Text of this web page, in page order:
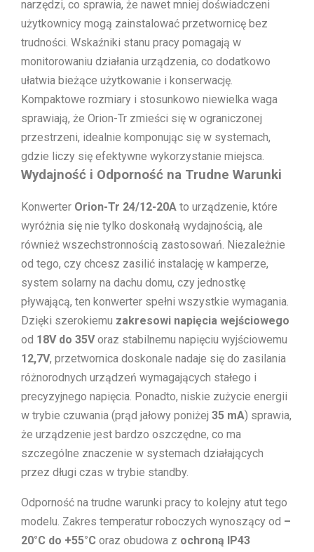
narzędzi, co sprawia, że nawet mniej doświadczeni
użytkownicy mogą zainstalować przetwornicę bez
trudności. Wskaźniki stanu pracy pomagają w
monitorowaniu działania urządzenia, co dodatkowo
ułatwia bieżące użytkowanie i konserwację.
Kompaktowe rozmiary i stosunkowo niewielka waga
sprawiają, że Orion-Tr zmieści się w ograniczonej
przestrzeni, idealnie komponując się w systemach,
gdzie liczy się efektywne wykorzystanie miejsca.
Wydajność i Odporność na Trudne Warunki
Konwerter Orion-Tr 24/12-20A to urządzenie, które
wyróżnia się nie tylko doskonałą wydajnością, ale
również wszechstronnością zastosowań. Niezależnie
od tego, czy chcesz zasilić instalację w kamperze,
system solarny na dachu domu, czy jednostkę
pływającą, ten konwerter spełni wszystkie wymagania.
Dzięki szerokiemu zakresowi napięcia wejściowego
od 18V do 35Voraz stabilnemu napięciu wyjściowemu
12,7V, przetwornica doskonale nadaje się do zasilania
różnorodnych urządzeń wymagających stałego i
precyzyjnego napięcia. Ponadto, niskie zużycie energii
w trybie czuwania (prąd jałowy poniżej 35 mA) sprawia,
że urządzenie jest bardzo oszczędne, co ma
szczególne znaczenie w systemach działających
przez długi czas w trybie standby.
Odporność na trudne warunki pracy to kolejny atut tego
modelu. Zakres temperatur roboczych wynoszący od –
20°C do +55°C oraz obudowa z ochroną IP43